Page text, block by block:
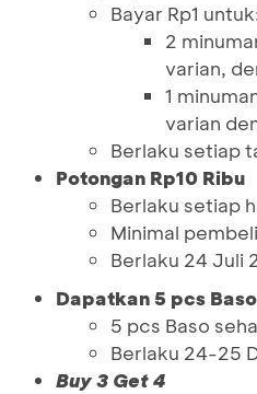
Bayar Rp1
2
varian,
1
varian
Berlaku setiap
Potongan Rp10 Ribu
Berlaku setiap
Minimal
Berlaku 24 Juli
Dapatkan 5 pcs Baso
5 pcs Baso
Berlaku 24-25
Buy 3 Get 4